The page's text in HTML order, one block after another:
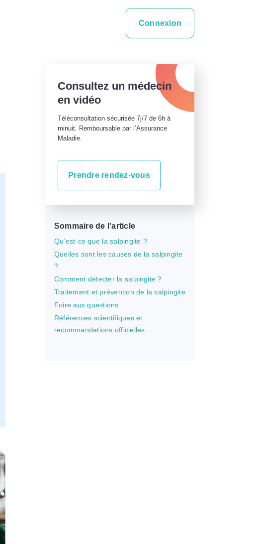
Connexion
Consultez un médecin
en vidéo
Téléconsultation sécurisée 7j/7 de 6h à
minuit. Remboursable par l’Assurance
Maladie.
Prendre rendez-vous
Sommaire de l'article
Qu’est-ce que la salpingite ?
Quelles sont les causes de la salpingite
?
Comment détecter la salpingite ?
Traitement et prévention de la salpingite
Foire aux questions
Références scientifiques et
recommandations officielles